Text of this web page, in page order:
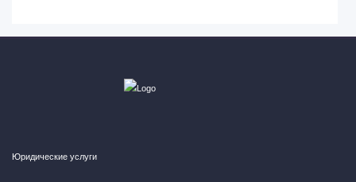
Юридические услуги